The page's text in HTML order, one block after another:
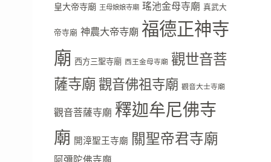
皇大帝寺廟 王母娘娘寺廟 瑤池金母寺廟 真武大
帝寺廟 神農大帝寺廟 福德正神寺
廟 西方三聖寺廟 西王金母寺廟 觀世音菩
薩寺廟觀音佛祖寺廟 觀音大士寺廟
觀音菩薩寺廟 釋迦牟尼佛寺
廟 開漳聖王寺廟 關聖帝君寺廟